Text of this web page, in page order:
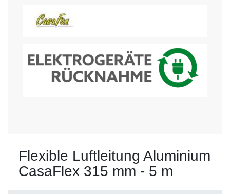
Flexible Luftleitung Aluminium
CasaFlex 315 mm - 5 m